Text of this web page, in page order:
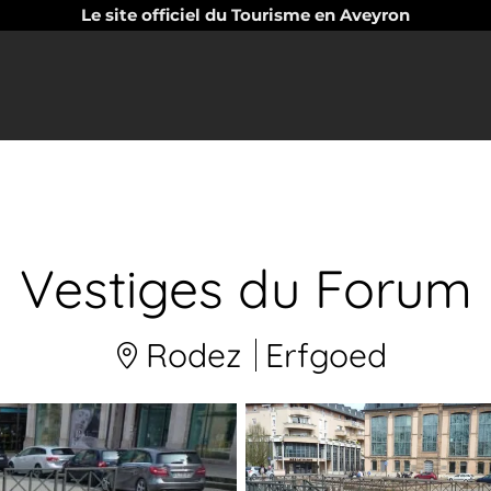
Le site officiel du Tourisme en Aveyron
Vestiges du Forum
Rodez Erfgoed